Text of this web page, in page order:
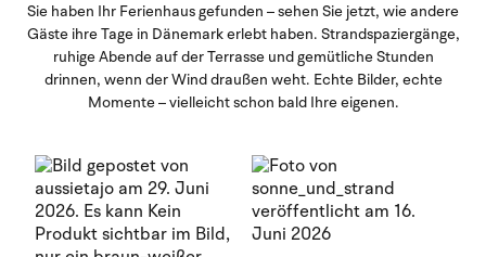
Sie haben Ihr Ferienhaus gefunden – sehen Sie jetzt, wie andere
Gäste ihre Tage in Dänemark erlebt haben. Strandspaziergänge,
ruhige Abende auf der Terrasse und gemütliche Stunden
drinnen, wenn der Wind draußen weht. Echte Bilder, echte
Momente – vielleicht schon bald Ihre eigenen.